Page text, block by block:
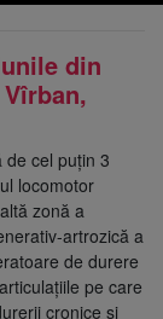
din
de cel puțin 3
locomotor
zonă a
artrozică a
de durere
pe care
cronice și